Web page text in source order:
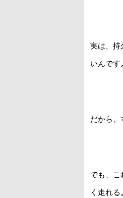
実は、持
いんです
だから、
でも、こ
く走れる